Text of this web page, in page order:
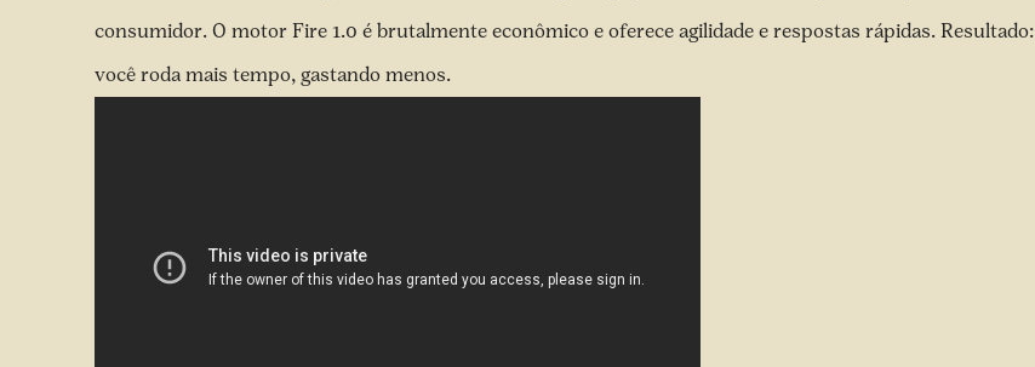
consumidor. O motor Fire 1.0 é brutalmente econômico e oferece agilidade e respostas rápidas. Resultado:
você roda mais tempo, gastando menos.